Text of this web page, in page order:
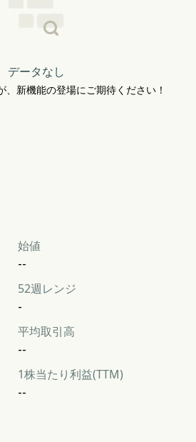
データなし
、新機能の登場にご期待ください！
始値
--
52週レンジ
-
平均取引高
--
1株当たり利益(TTM)
--